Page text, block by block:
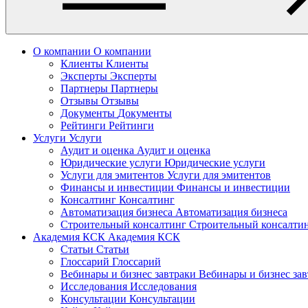
О компании О компании
Клиенты Клиенты
Эксперты Эксперты
Партнеры Партнеры
Отзывы Отзывы
Документы Документы
Рейтинги Рейтинги
Услуги Услуги
Аудит и оценка Аудит и оценка
Юридические услуги Юридические услуги
Услуги для эмитентов Услуги для эмитентов
Финансы и инвестиции Финансы и инвестиции
Консалтинг Консалтинг
Автоматизация бизнеса Автоматизация бизнеса
Строительный консалтинг Строительный
Академия КСК Академия КСК
Статьи Статьи
Глоссарий Глоссарий
Вебинары и бизнес завтраки Вебинары и бизнес
Исследования Исследования
Консультации Консультации